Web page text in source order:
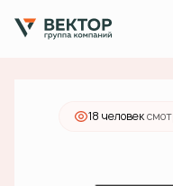
1-комнатная
Ипотекаот 59 332 руб./мес.
18 человек